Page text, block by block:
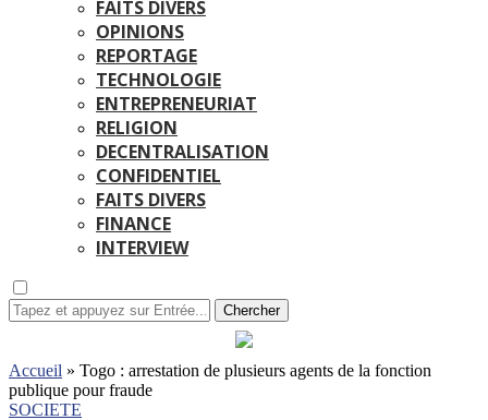
FAITS DIVERS
OPINIONS
REPORTAGE
TECHNOLOGIE
ENTREPRENEURIAT
RELIGION
DECENTRALISATION
CONFIDENTIEL
FAITS DIVERS
FINANCE
INTERVIEW
Chercher
Accueil » Togo : arrestation de plusieurs agents de la fonction
publique pour fraude
SOCIETE